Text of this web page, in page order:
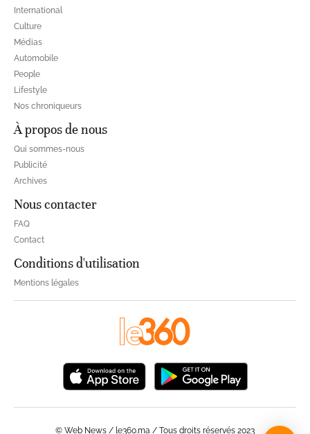
International
Culture
Médias
Automobile
People
Lifestyle
Nos chroniqueurs
À propos de nous
Qui sommes-nous
Publicité
Archives
Nous contacter
FAQ
Contact
Conditions d'utilisation
Mentions légales
© Web News / le360.ma / Tous droits réservés 2023